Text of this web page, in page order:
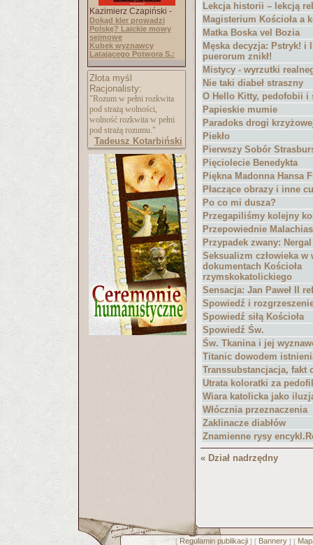
Kazimierz Czapiński -
Dokąd kler prowadzi
Polskę? Laickie mowy
sejmowe
Kubek wyznawcy
Latającego Potwora S.:
Złota myśl
Racjonalisty:
"Rozum w pełni rozkwita
pod strażą wolności,
wolność rozkwita w pełni
pod strażą rozumu."
Tadeusz Kotarbiński
Lekcja historii – lekcją
Magisterium Kościoła a
Matka Boska vel Bozia
Męska decyzja: Pstryk! i
puerorum znikł!
Mistycy - wyrzutki
Nie taki diabeł straszny
O Hello Kitty, pedofobii i
Papieskie mumie
Paradoks drogi
Piekło
Pierwszy Sobór
Pięciolecie Benedykta
Piękna Madonna Hansa
Płaczące obrazy i inne
Po co mi dusza?
Przegapiliśmy kolejny
Przepowiednie
Przypadek zwany: Nergal
Seksualizm człowieka w
dokumentach Kościoła
rzymskokatolickiego
Sensacja: Jan Paweł II
Spowiedź i
Spowiedź siłą Kościoła
Spowiedź Św.
Św. Tkanina i jej
Titanic dowodem
Transsubstancjacja, fakt
Utrata koloratki za
Wiara katolicka jako
Włócznia przeznaczenia
Zaklinacze diabłów
Znamienne rysy
« Dział nadrzędny
[ Regulamin publikacji] [ Bannery] [